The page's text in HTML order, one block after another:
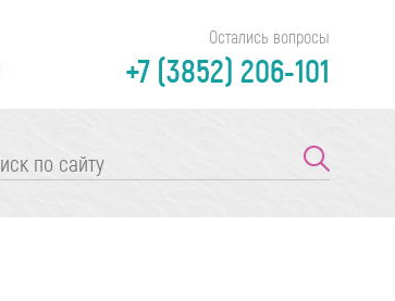
Остались вопросы
+7 (3852) 206-101